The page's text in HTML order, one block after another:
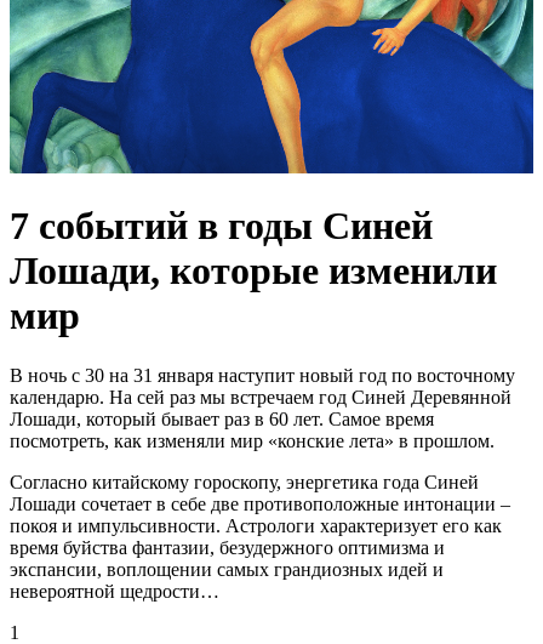
7 событий в годы Синей
Лошади, которые изменили
мир
В ночь с 30 на 31 января наступит новый год по восточному
календарю. На сей раз мы встречаем год Синей Деревянной
Лошади, который бывает раз в 60 лет. Самое время
посмотреть, как изменяли мир «конские лета» в прошлом.
Согласно китайскому гороскопу, энергетика года Синей
Лошади сочетает в себе две противоположные интонации –
покоя и импульсивности. Астрологи характеризует его как
время буйства фантазии, безудержного оптимизма и
экспансии, воплощении самых грандиозных идей и
невероятной щедрости…
1